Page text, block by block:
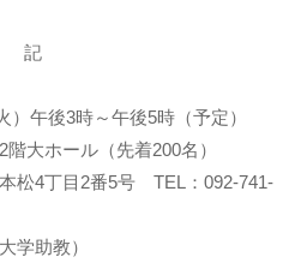
記
午後3時～午後5時（予定）
ホール（先着200名）
丁目2番5号 TEL：092-741-
学助教）